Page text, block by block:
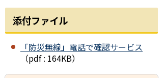
添付ファイル
「防災無線」電話で確認サービス
（pdf : 164KB）